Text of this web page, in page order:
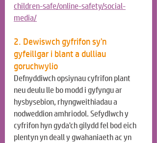
children-safe/online-safety/social-
media/
2. Dewiswch gyfrifon sy'n
gyfeillgar i blant a dulliau
goruchwylio
Defnyddiwch opsiynau cyfrifon plant
neu deulu lle bo modd i gyfyngu ar
hysbysebion, rhyngweithiadau a
nodweddion amhriodol. Sefydlwch y
cyfrifon hyn gyda'ch gilydd fel bod eich
plentyn yn deall y gwahaniaeth ac yn